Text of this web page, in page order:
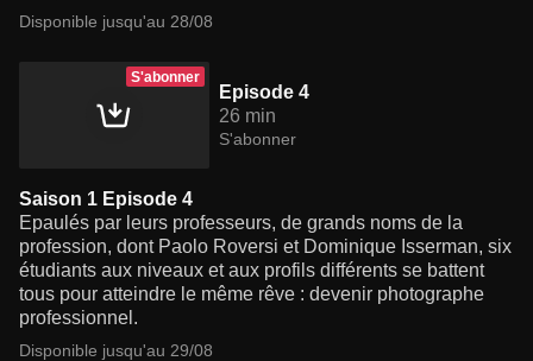
Disponible jusqu'au 28/08
S'abonner
Episode 4
26 min
S'abonner
Saison 1 Episode 4
Epaulés par leurs professeurs, de grands noms de la
profession, dont Paolo Roversi et Dominique Isserman, six
étudiants aux niveaux et aux profils différents se battent
tous pour atteindre le même rêve : devenir photographe
professionnel.
Disponible jusqu'au 29/08